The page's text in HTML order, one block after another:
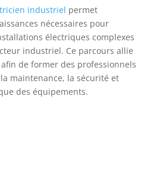
industriel permet
nécessaires pour
électriques complexes
industriel. Ce parcours allie
de former des professionnels
maintenance, la sécurité et
des équipements.